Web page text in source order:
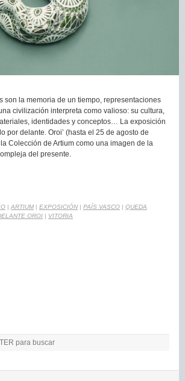
son la memoria de un tiempo, representaciones
civilización interpreta como valioso: su cultura,
identidades y conceptos… La exposición
por delante. Oroi’ (hasta el 25 de agosto de
Colección de Artium como una imagen de la
del presente.
| ARTIUM | EXPOSICIÓN | PAÍS VASCO | QUEDA
OROI | VITORIA